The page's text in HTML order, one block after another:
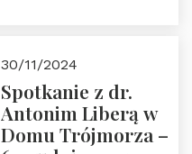
30/11/2024
Spotkanie z dr.
Antonim Liberą w
Domu Trójmorza –